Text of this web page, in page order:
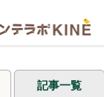
記事一覧